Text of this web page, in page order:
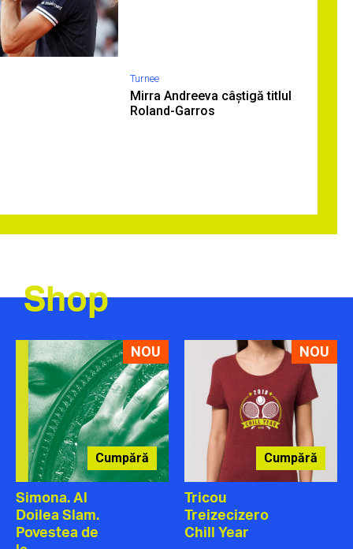
Turnee
Mirra Andreeva câștigă titlul
Roland-Garros
Shop
NOU
Cumpără
Simona. Al
Doilea Slam.
Povestea de
NOU
Cumpără
Tricou
Treizecizero
Chill Year